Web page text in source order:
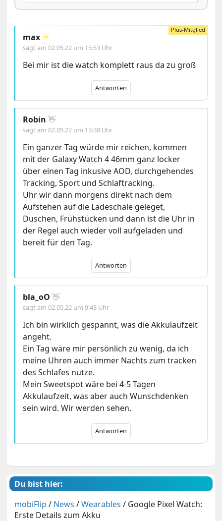
max ♾️
sagt am02.05.22 um 15:53 Uhr
Bei mir ist die watch komplett raus da zu groß
Antworten
Robin 👋
sagt am02.05.22 um 13:38 Uhr
Ein ganzer Tag würde mir reichen, kommen
mit der Galaxy Watch 4 46mm ganz locker
über einen Tag inkusive AOD, durchgehendes
Tracking, Sport und Schlaftracking.
Uhr wir dann morgens direkt nach dem
Aufstehen auf die Ladeschale geleget,
Duschen, Frühstücken und dann ist die Uhr in
der Regel auch wieder voll aufgeladen und
bereit für den Tag.
Antworten
bla_oO 👋
sagt am02.05.22 um 9:43 Uhr
Ich bin wirklich gespannt, was die Akkulaufzeit
angeht.
Ein Tag wäre mir persönlich zu wenig, da ich
meine Uhren auch immer Nachts zum tracken
des Schlafes nutze.
Mein Sweetspot wäre bei 4-5 Tagen
Akkulaufzeit, was aber auch Wunschdenken
sein wird. Wir werden sehen.
Antworten
Du bist hier:
mobiFlip / News /Wearables / Google Pixel Watch:
Erste Details zum Akku